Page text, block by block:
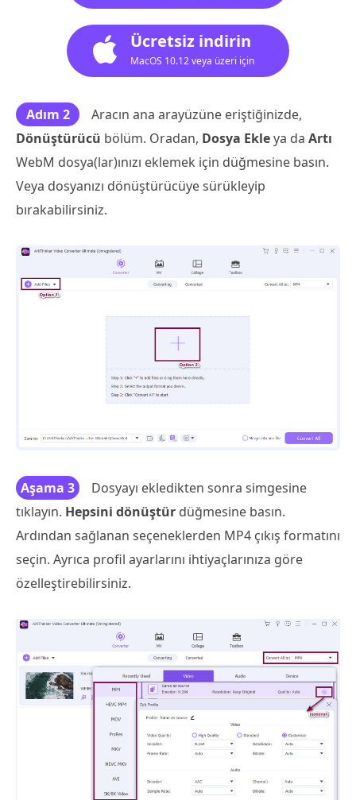
Ücretsiz indirin
MacOS 10.12 veya üzeri için
Adım 2
Aracın ana arayüzüne eriştiğinizde,
Dönüştürücü bölüm. Oradan, Dosya Ekleya da Artı
WebM dosya(lar)ınızı eklemek için düğmesine basın.
Veya dosyanızı dönüştürücüye sürükleyip
bırakabilirsiniz.
Aşama 3
Dosyayı ekledikten sonra simgesine
tıklayın. Hepsini dönüştür düğmesine basın.
Ardından sağlanan seçeneklerden MP4 çıkış formatını
seçin. Ayrıca profil ayarlarını ihtiyaçlarınıza göre
özelleştirebilirsiniz.